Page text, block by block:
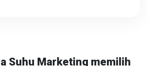
Suhu Marketing memilih